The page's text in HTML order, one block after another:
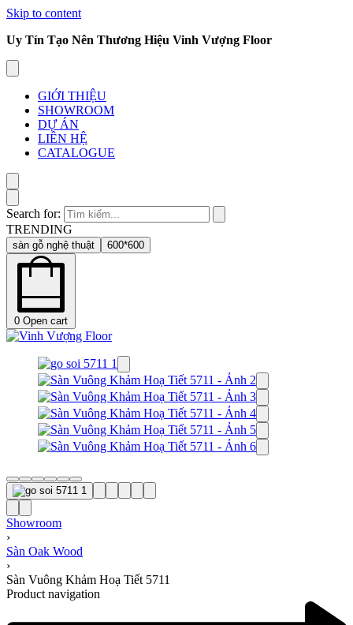
Skip to content
Uy Tín Tạo Nên Thương Hiệu Vinh Vượng Floor
GIỚI THIỆU
SHOWROOM
DỰ ÁN
LIÊN HỆ
CATALOGUE
Search for:
TRENDING
sàn gỗ nghệ thuật 600*600
0 Open cart
Showroom
›
Sàn Oak Wood
›
Sàn Vuông Khảm Hoạ Tiết 5711
Product navigation